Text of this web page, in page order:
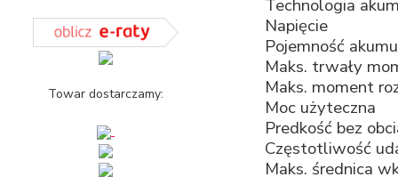
Towar dostarczamy:
Technologia
Napięcie
Pojemność
Maks. trwały
Maks. moment
Moc użyteczna
Predkość bez
Częstotliwość
Maks. średnica